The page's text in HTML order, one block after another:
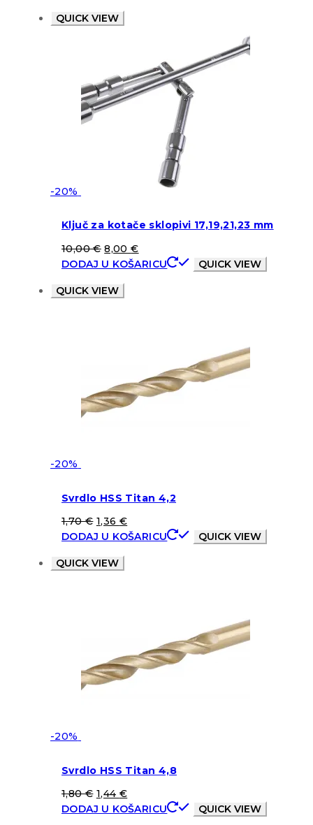
QUICK VIEW
-20%
Ključ za kotače sklopivi 17,19,21,23 mm
10,00€ 8,00€
DODAJ U KOŠARICU
QUICK VIEW
QUICK VIEW
-20%
Svrdlo HSS Titan 4,2
1,70€ 1,36 €
DODAJ U KOŠARICU
QUICK VIEW
QUICK VIEW
-20%
Svrdlo HSS Titan 4,8
1,80€ 1,44 €
DODAJ U KOŠARICU
QUICK VIEW